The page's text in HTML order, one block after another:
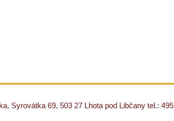
Syrovátka 69, 503 27 Lhota pod Libčany tel.: